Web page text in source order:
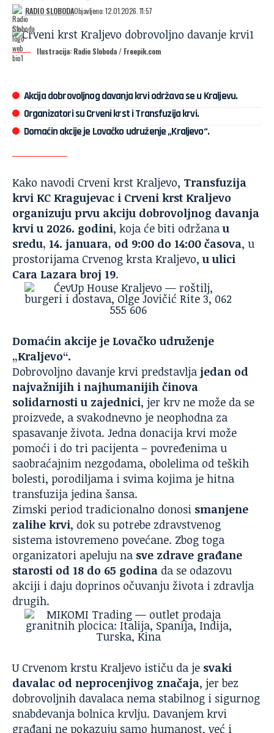
RADIO SLOBODAObjavljeno: 12.01.2026. 11:57
Ilustracija: Radio Sloboda / Freepik.com
Akcija dobrovoljnog davanja krvi održava se u Kraljevu.
Organizatori su Crveni krst i Transfuzija krvi.
Domaćin akcije je Lovačko udruženje „Kraljevo“.
Kako navodi Crveni krst Kraljevo, Transfuzija
krvi KC Kragujevac i Crveni krst Kraljevo
organizuju prvu akciju dobrovoljnog davanja
krvi u 2026. godini, koja će biti održanau
sredu, 14. januara, od 9:00 do 14:00 časova, u
prostorijama Crvenog krsta Kraljevo,u ulici
Cara Lazara broj 19.
Domaćin akcije je Lovačko udruženje
„Kraljevo“.
Dobrovoljno davanje krvi predstavlja jedan od
najvažnijih i najhumanijih činova
solidarnosti u zajednici, jer krv ne može da se
proizvede, a svakodnevno je neophodna za
spasavanje života. Jedna donacija krvi može
pomoći i do tri pacijenta – povređenima u
saobraćajnim nezgodama, obolelima od teških
bolesti, porodiljama i svima kojima je hitna
transfuzija jedina šansa.
Zimski period tradicionalno donosi smanjene
zalihe krvi, dok su potrebe zdravstvenog
sistema istovremeno povećane. Zbog toga
organizatori apeluju na sve zdrave građane
starosti od 18 do 65 godina da se odazovu
akciji i daju doprinos očuvanju života i zdravlja
drugih.
U Crvenom krstu Kraljevo ističu da je svaki
davalac od neprocenjivog značaja, jer bez
dobrovoljnih davalaca nema stabilnog i sigurnog
snabdevanja bolnica krvlju. Davanjem krvi
građani ne pokazuju samo humanost, već i